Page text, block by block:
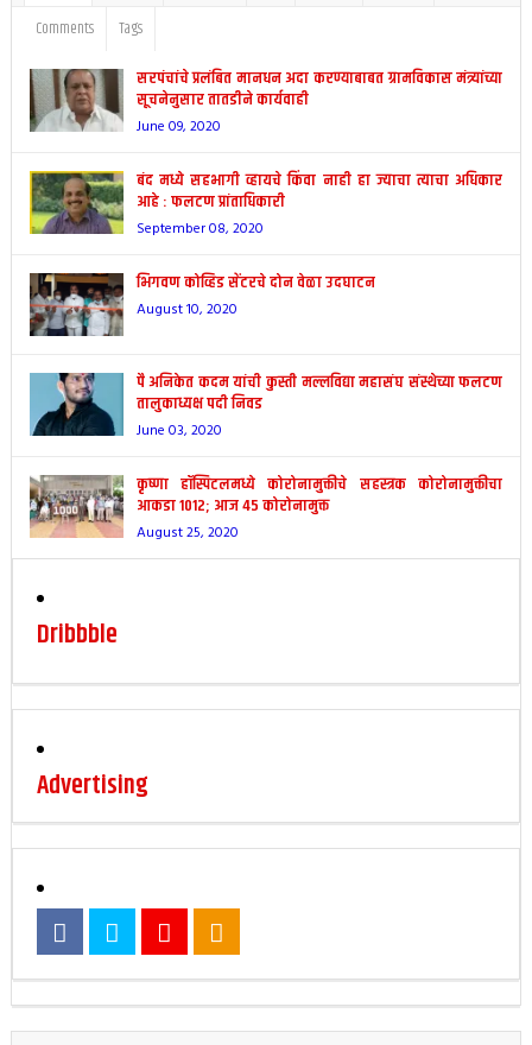
Comments
Tags
सरपंचांचे प्रलंबित मानधन अदा करण्याबाबत ग्रामविकास मंत्र्यांच्या
सूचनेनुसार तातडीने कार्यवाही
June 09, 2020
बंद मध्ये सहभागी व्हायचे किंवा नाही हा ज्याचा त्याचा अधिकार
आहे : फलटण प्रांताधिकारी
September 08, 2020
भिगवण कोव्हिड सेंटरचे दोन वेळा उदघाटन
August 10, 2020
पै अनिकेत कदम यांची कुस्ती मल्लविद्या महासंघ संस्थेच्या फलटण
तालुकाध्यक्ष पदी निवड
June 03, 2020
कृष्णा हॉस्पिटलमध्ये कोरोनामुक्तीचे सहस्त्रक कोरोनामुक्तीचा
आकडा 1012; आज 45 कोरोनामुक्त
August 25, 2020
Dribbble
Advertising